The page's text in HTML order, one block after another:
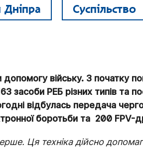
Суспільство
війську. З початку
засоби РЕБ різних типів та
відбулась передача
боротьби та 200 FPV-
Ця техніка дійсно